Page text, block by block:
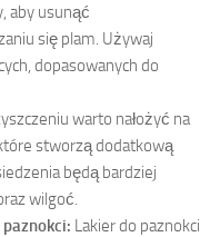
aby usunąć
się plam. Używaj
dopasowanych do
warto nałożyć na
stworzą dodatkową
będą bardziej
wilgoć.
Lakier do paznokci